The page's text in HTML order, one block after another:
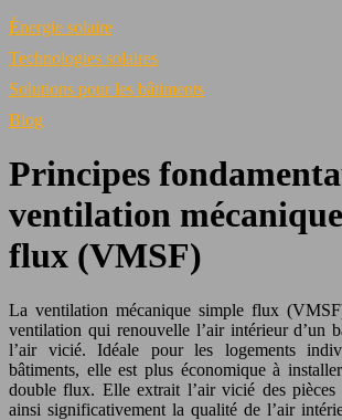
Énergie solaire
Technologies solaires
Solutions pour les bâtiments
Blog
Principes
ventilation
flux (VMSF)
La ventilation mécanique simple flux
ventilation qui renouvelle l’air intérieur d’un
l’air vicié. Idéale pour les logements
bâtiments, elle est plus économique à
double flux. Elle extrait l’air vicié des pièces
ainsi significativement la qualité de l’air